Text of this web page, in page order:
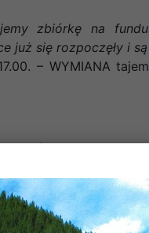
zbiórkę na
już się rozpoczęły i
– WYMIANA
pielgrzymki
informacje na